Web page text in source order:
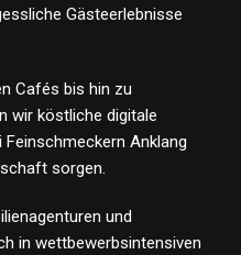
Gästeerlebnisse
Cafés bis hin zu
wir köstliche digitale
Anklang
sorgen.
und
in wettbewerbsintensiven